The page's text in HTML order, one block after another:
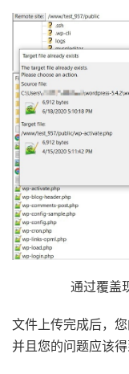
通过覆盖
文件上传完成后，
并且您的问题应该得